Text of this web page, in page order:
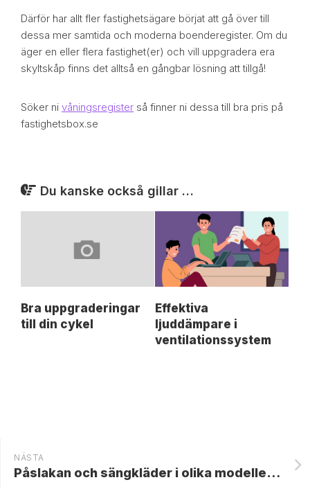
Därför har allt fler fastighetsägare börjat att gå över till
dessa mer samtida och moderna boenderegister. Om du
äger en eller flera fastighet(er) och vill uppgradera era
skyltskåp finns det alltså en gångbar lösning att tillgå!
Söker ni våningsregister så finner ni dessa till bra pris på
fastighetsbox.se
Du kanske också gillar …
Bra uppgraderingar
till din cykel
Effektiva
ljuddämpare i
ventilationssystem
NÄSTA
Påslakan och sängkläder i olika modeller till barnrummet